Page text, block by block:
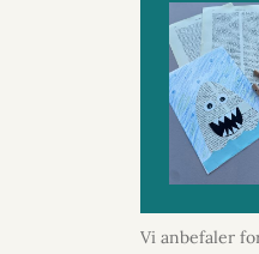
Vi anbefaler